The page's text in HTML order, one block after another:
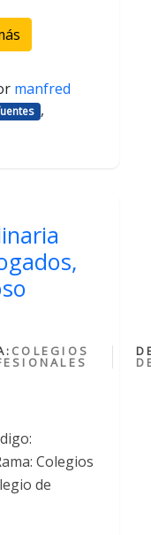
manfred
,
COLEGIOS
Colegios
de